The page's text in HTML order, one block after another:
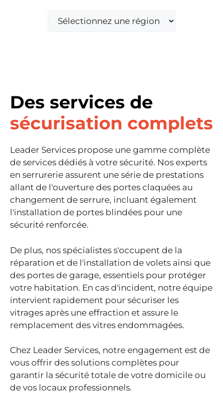
Des services de
sécurisation complets
Leader Services propose une gamme complète
de services dédiés à votre sécurité. Nos experts
en serrurerie assurent une série de prestations
allant de l'ouverture des portes claquées au
changement de serrure, incluant également
l'installation de portes blindées pour une
sécurité renforcée.
De plus, nos spécialistes s'occupent de la
réparation et de l'installation de volets ainsi que
des portes de garage, essentiels pour protéger
votre habitation. En cas d'incident, notre équipe
intervient rapidement pour sécuriser les
vitrages après une effraction et assure le
remplacement des vitres endommagées.
Chez Leader Services, notre engagement est de
vous offrir des solutions complètes pour
garantir la sécurité totale de votre domicile ou
de vos locaux professionnels.